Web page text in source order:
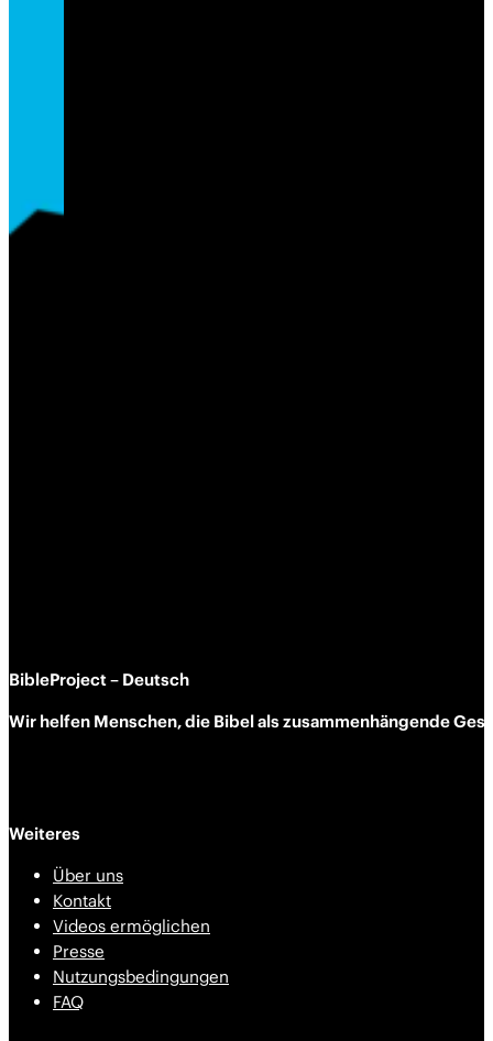
BibleProject – Deutsch
Wir helfen Menschen, die Bibel als zusammen­hängende
Weiteres
Über uns
Kontakt
Videos ermöglichen
Presse
Nutzungsbedingungen
FAQ